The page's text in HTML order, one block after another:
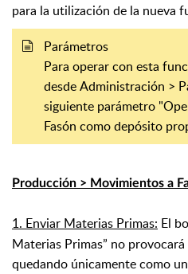
para la utilización de la nueva
Parámetros
Para operar con esta
desde Administración >
siguiente parámetro
Fasón como depósito
Producción > Movimientos a
1. Enviar Materias Primas: El
Materias Primas” no
quedando únicamente como